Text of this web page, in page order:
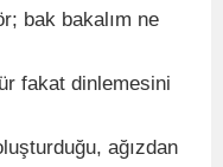
bak bakalım ne
fakat dinlemesini
ağızdan